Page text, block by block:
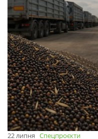
22 липня Спецпроєкти